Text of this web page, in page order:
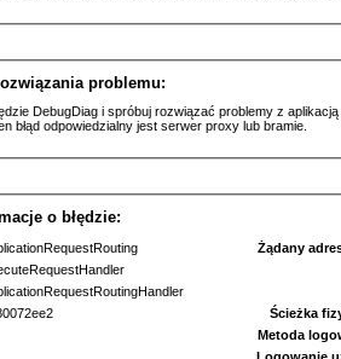
problemu:
DebugDiag i spróbuj rozwiązać problemy z
błąd odpowiedzialny jest serwer proxy lub bramie.
o błędzie:
Żądany
Ścieżka
Metoda